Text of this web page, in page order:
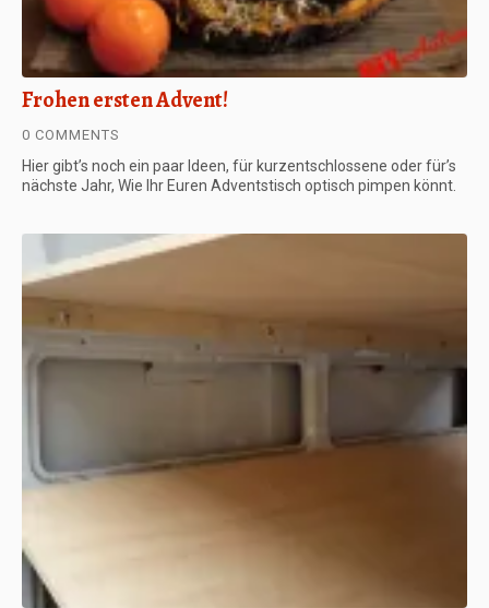
Frohen ersten Advent!
0 COMMENTS
Hier gibt’s noch ein paar Ideen, für kurzentschlossene oder für’s
nächste Jahr, Wie Ihr Euren Adventstisch optisch pimpen könnt.